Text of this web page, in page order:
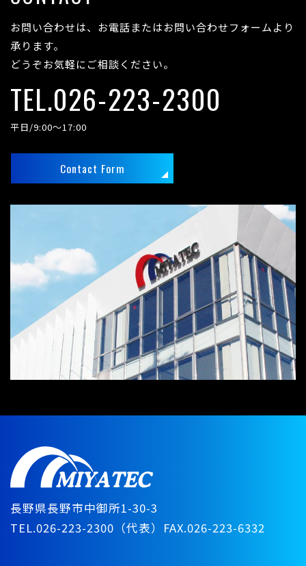
お問い合わせは、お電話またはお問い合わせフォームより
承ります。
どうぞお気軽にご相談ください。
TEL.026-223-2300
平日/9:00～17:00
Contact Form
長野県長野市中御所1-30-3
TEL.026-223-2300（代表） FAX.026-223-6332